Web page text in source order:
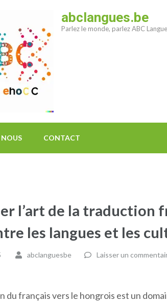
abclangues.be
Parlez le monde, parlez ABC
CONTACT
l’art de la traduction
les langues et les
abclanguesbe Laisser un
du français vers le hongrois est un